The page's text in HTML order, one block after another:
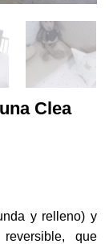
Clea
y relleno) y
que